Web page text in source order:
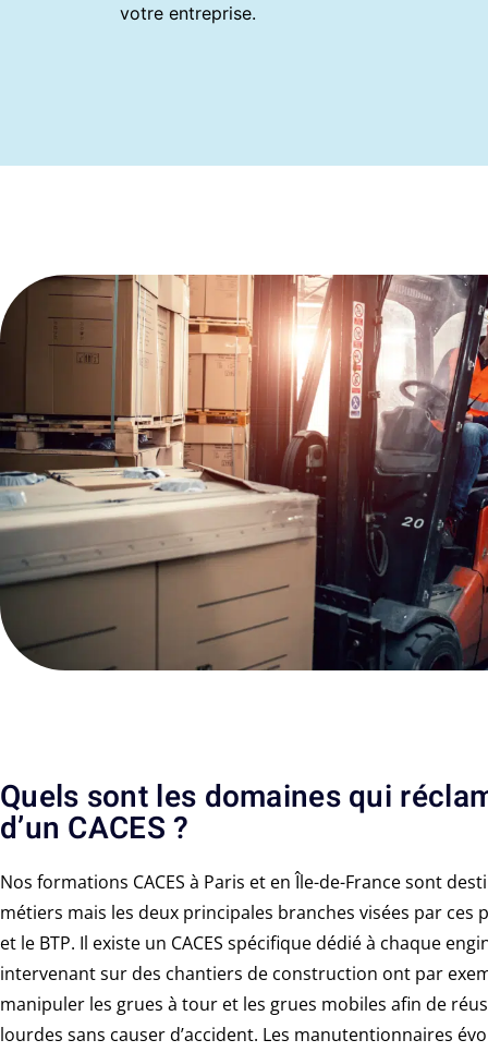
votre entreprise.
Quels sont les domaines qui
d’un CACES ?
Nos formations CACES à Paris et en Île-de-France sont
métiers mais les deux principales branches visées par ces
et le BTP. Il existe un CACES spécifique dédié à chaque
intervenant sur des chantiers de construction ont par
manipuler les grues à tour et les grues mobiles afin de
lourdes sans causer d’accident. Les manutentionnaires